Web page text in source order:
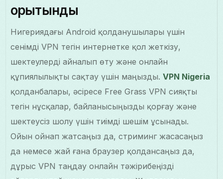
қорытынды
Нигериядағы Android қолданушылары үшін
сенімді VPN тегін интернетке қол жеткізу,
шектеулерді айналып өту және онлайн
құпиялылықты сақтау үшін маңызды.VPN Nigeria
қолданбалары, әсіресе Free Grass VPN сияқты
тегін нұсқалар, байланысыңызды қорғау және
шектеусіз шолу үшін тиімді шешім ұсынады.
Ойын ойнап жатсаңыз да, стриминг жасасаңыз
да немесе жай ғана браузер қолдансаңыз да,
дұрыс VPN таңдау онлайн тәжірибеңізді